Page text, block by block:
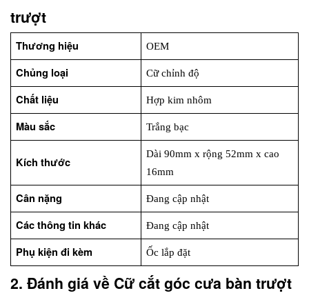
trượt
Thương hiệu OEM
Chủng loại Cữ chỉnh độ
Chất liệu Hợp kim nhôm
Màu sắc Trắng bạc
Kích thước
Dài 90mm x rộng 52mm x cao
16mm
Cân nặng Đang cập nhật
Các thông tin khác Đang cập nhật
Phụ kiện đi kèm Ốc lắp đặt
2. Đánh giá về Cữ cắt góc cưa bàn trượt